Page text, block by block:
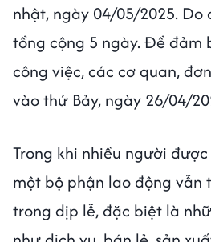
nhật, ngày 04/05/2025. Do
tổng cộng 5 ngày. Để đảm
công việc, các cơ quan,
vào thứ Bảy, ngày 26/04/
Trong khi nhiều người
một bộ phận lao động vẫn
trong dịp lễ, đặc biệt là